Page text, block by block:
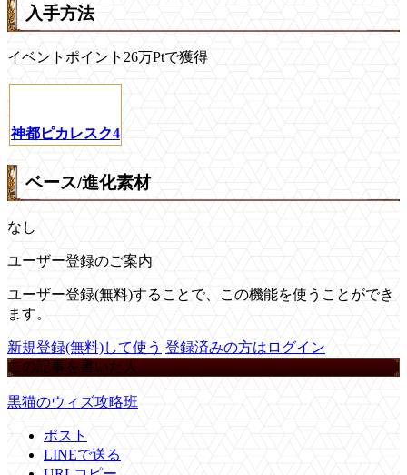
入手方法
イベントポイント26万Ptで獲得
神都ピカレスク4
ベース/進化素材
なし
ユーザー登録のご案内
ユーザー登録(無料)することで、この機能を使うことができ
ます。
新規登録(無料)して使う 登録済みの方はログイン
この記事を書いた人
黒猫のウィズ攻略班
ポスト
LINEで送る